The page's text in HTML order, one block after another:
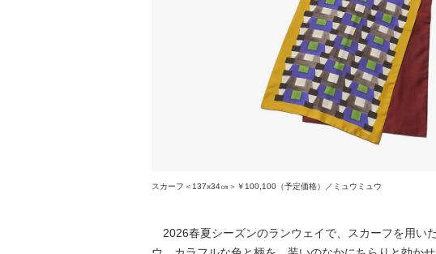
スカーフ＜137x34㎝＞￥100,100（予定価格）／ミュウミュウ
2026春夏シーズンのランウェイで、スカーフを用い